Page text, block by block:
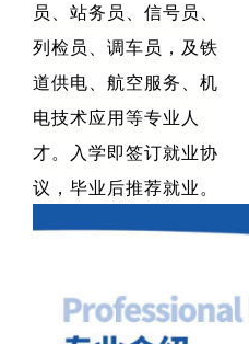
员、站务员、信号员、
列检员、调车员，及铁
道供电、航空服务、机
电技术应用等专业人
才。入学即签订就业协
议，毕业后推荐就业。